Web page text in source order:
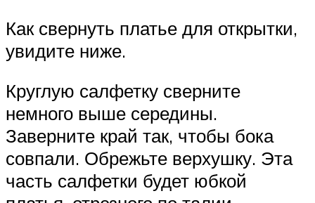
Как свернуть платье для открытки,
увидите ниже.
Круглую салфетку сверните
немного выше середины.
Заверните край так, чтобы бока
совпали. Обрежьте верхушку. Эта
часть салфетки будет юбкой